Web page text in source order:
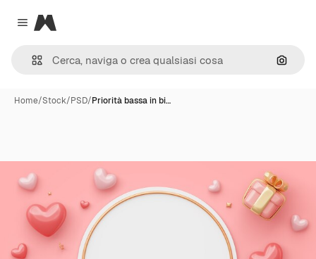
Close menu
Magnific
Cerca
Home/Stock/PSD/Priorità bassa in bi…